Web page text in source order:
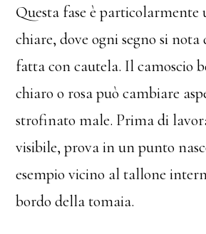
Questa fase è particolarmente
chiare, dove ogni segno si
fatta con cautela. Il camoscio
chiaro o rosa può cambiare
strofinato male. Prima di
visibile, prova in un punto
esempio vicino al tallone
bordo della tomaia.